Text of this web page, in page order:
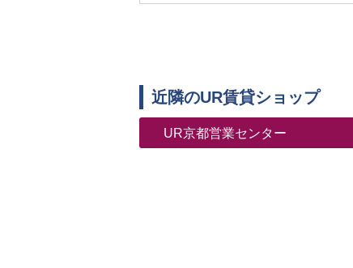
近隣のUR賃貸ショップ
UR京都営業センター